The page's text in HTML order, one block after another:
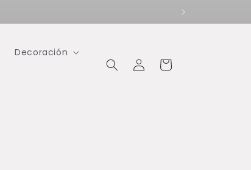
Decoración
Iniciar
sesión
Carrito